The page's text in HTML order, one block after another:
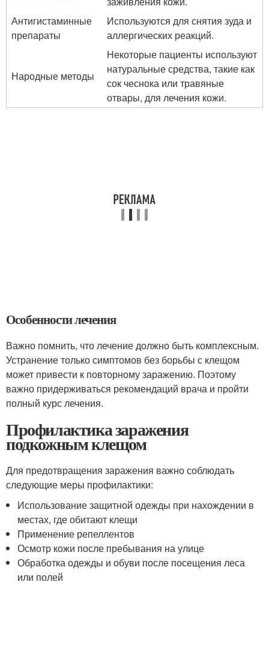
Антигистаминные
препараты
Используются для снятия зуда и
аллергических реакций.
Народные методы
Некоторые пациенты используют
натуральные средства, такие как
сок чеснока или травяные
отвары, для лечения кожи.
Особенности лечения
Важно помнить, что лечение должно быть комплексным.
Устранение только симптомов без борьбы с клещом
может привести к повторному заражению. Поэтому
важно придерживаться рекомендаций врача и пройти
полный курс лечения.
Профилактика заражения
подкожным клещом
Для предотвращения заражения важно соблюдать
следующие меры профилактики:
Использование защитной одежды при нахождении в
местах, где обитают клещи
Применение репеллентов
Осмотр кожи после пребывания на улице
Обработка одежды и обуви после посещения леса
или полей